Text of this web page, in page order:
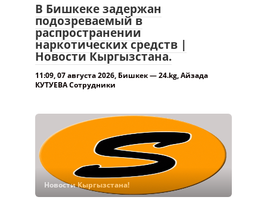
В Бишкеке задержан
подозреваемый в
распространении
наркотических средств |
Новости Кыргызстана.
11:09, 07 августа 2026, Бишкек — 24.kg, Айзада
КУТУЕВА Сотрудники
Новости Кыргызстана!